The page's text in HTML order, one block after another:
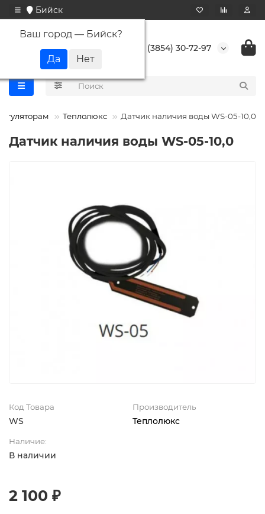
Бийск
Ваш город — Бийск?
+7 (3854) 30-72-97
Теплолюкс Датчик наличия воды WS-05-10,0
Датчик наличия воды WS-05-10,0
Код Товара
WS
Производитель
Теплолюкс
Наличие:
В наличии
2 100 ₽